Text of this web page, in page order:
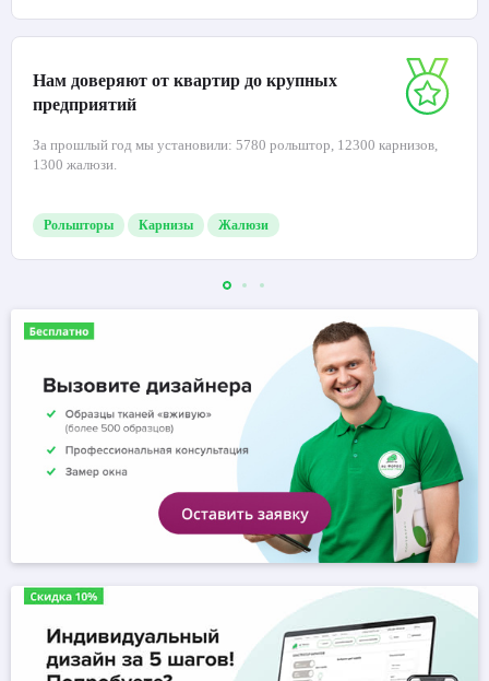
Нам доверяют от квартир до крупных
предприятий
За прошлый год мы установили: 5780 рольштор, 12300 карнизов,
1300 жалюзи.
Рольшторы Карнизы Жалюзи